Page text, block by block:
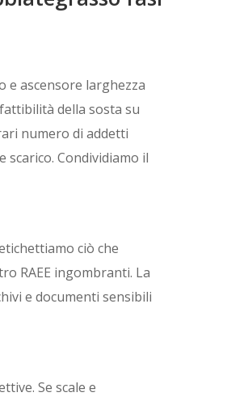
ascensore larghezza
della sosta su
numero di addetti
Condividiamo il
ciò che
RAEE ingombranti. La
e documenti sensibili
Se scale e